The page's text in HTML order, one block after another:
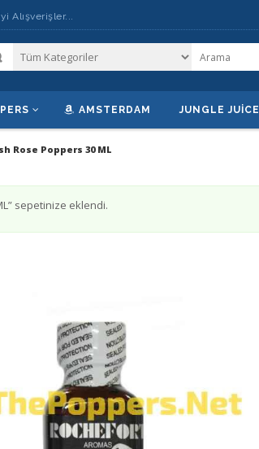
Alışverişler...
AMSTERDAM JUNGLE JUICE
Rose Poppers 30 ML
sepetinize eklendi.